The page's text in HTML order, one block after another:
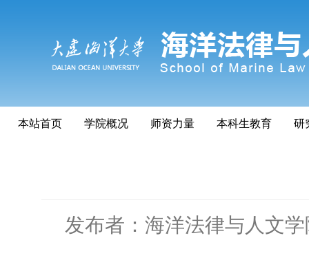
本站首页 学院概况 师资力量 本科生教育 研
发布者：海洋法律与人文